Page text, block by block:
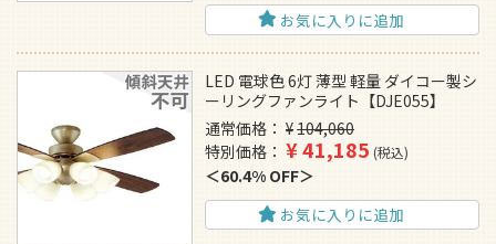
お気に入りに追加
LED 電球色 6灯 薄型 軽量 ダイコー製シ
ーリングファンライト【DJE055】
通常価格
¥104,060
特別価格
¥41,185 税込
60.4% OFF
お気に入りに追加